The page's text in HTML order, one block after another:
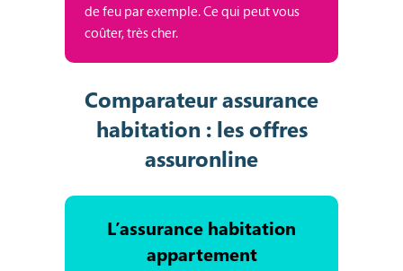
de feu par exemple. Ce qui peut vous
coûter, très cher.
Comparateur assurance
habitation : les offres
assuronline
L’assurance habitation
appartement